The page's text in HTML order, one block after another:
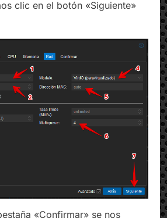
clic en el botón «Siguiente»